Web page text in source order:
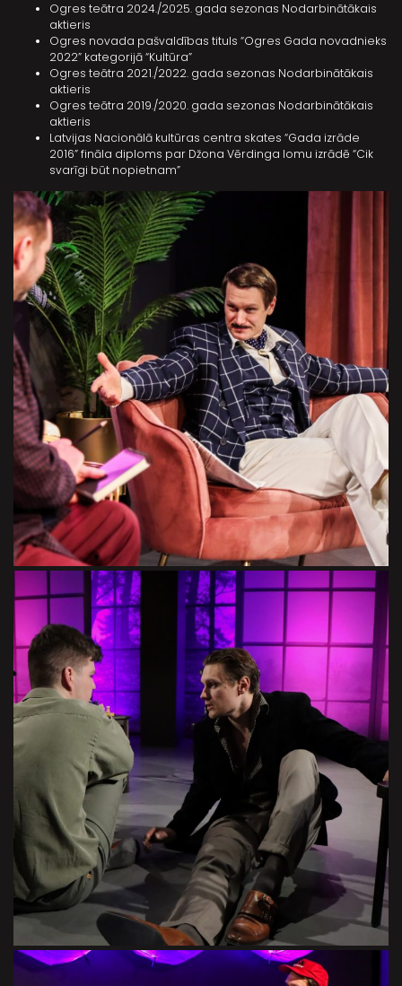
Ogres teātra 2024./2025. gada sezonas Nodarbinātākais
aktieris
Ogres novada pašvaldības tituls “Ogres Gada novadnieks
2022” kategorijā “Kultūra”
Ogres teātra 2021./2022. gada sezonas Nodarbinātākais
aktieris
Ogres teātra 2019./2020. gada sezonas Nodarbinātākais
aktieris
Latvijas Nacionālā kultūras centra skates “Gada izrāde
2016” fināla diploms par Džona Vērdinga lomu izrādē “Cik
svarīgi būt nopietnam”